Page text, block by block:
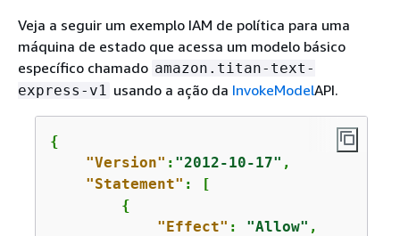
Veja a seguir um exemplo IAM de política para uma
máquina de estado que acessa um modelo básico
específico chamado amazon.titan-text-
express-v1 usando a ação da InvokeModelAPI.
{
"Version" : "2012-10-17" ,
"Statement" : [
{
"Effect" : "Allow" ,